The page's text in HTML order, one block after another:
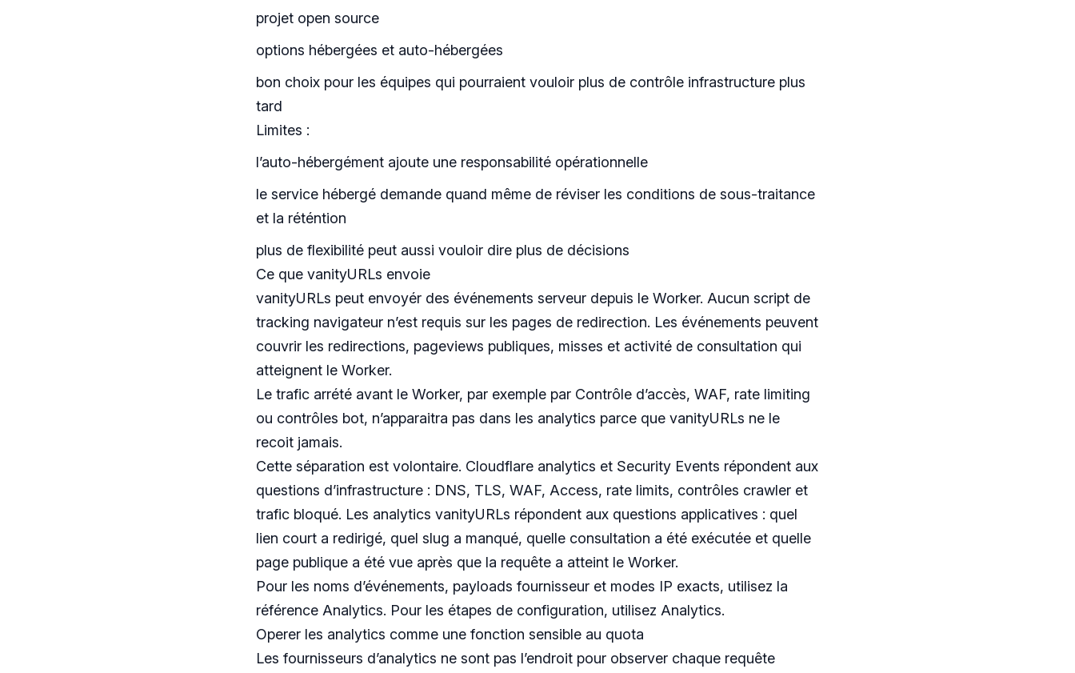
projet open source
options hébergées et auto-hébergées
bon choix pour les équipes qui pourraient vouloir plus de contrôle infrastructure plus
tard
Limites :
l’auto-hébergément ajoute une responsabilité opérationnelle
le service hébergé demande quand même de réviser les conditions de sous-traitance
et la réténtion
plus de flexibilité peut aussi vouloir dire plus de décisions
Ce que vanityURLs envoie
vanityURLs peut envoyér des événements serveur depuis le Worker. Aucun script de
tracking navigateur n’est requis sur les pages de redirection. Les événements peuvent
couvrir les redirections, pageviews publiques, misses et activité de consultation qui
atteignent le Worker.
Le trafic arrété avant le Worker, par exemple par Contrôle d’accès, WAF, rate limiting
ou contrôles bot, n’apparaitra pas dans les analytics parce que vanityURLs ne le
recoit jamais.
Cette séparation est volontaire. Cloudflare analytics et Security Events répondent aux
questions d’infrastructure : DNS, TLS, WAF, Access, rate limits, contrôles crawler et
trafic bloqué. Les analytics vanityURLs répondent aux questions applicatives : quel
lien court a redirigé, quel slug a manqué, quelle consultation a été exécutée et quelle
page publique a été vue après que la requête a atteint le Worker.
Pour les noms d’événements, payloads fournisseur et modes IP exacts, utilisez la
référence Analytics. Pour les étapes de configuration, utilisez Analytics.
Operer les analytics comme une fonction sensible au quota
Les fournisseurs d’analytics ne sont pas l’endroit pour observer chaque requête